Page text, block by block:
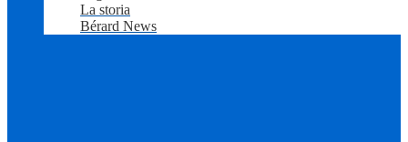
La storia
Bérard News